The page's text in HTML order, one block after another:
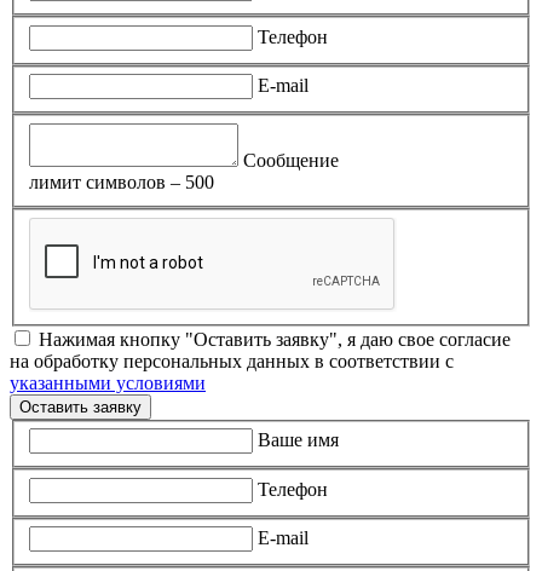
Телефон
E-mail
Сообщение
лимит символов – 500
Нажимая кнопку "Оставить заявку", я даю свое согласие
на обработку персональных данных в соответствии с
указанными условиями
Оставить заявку
Ваше имя
Телефон
E-mail